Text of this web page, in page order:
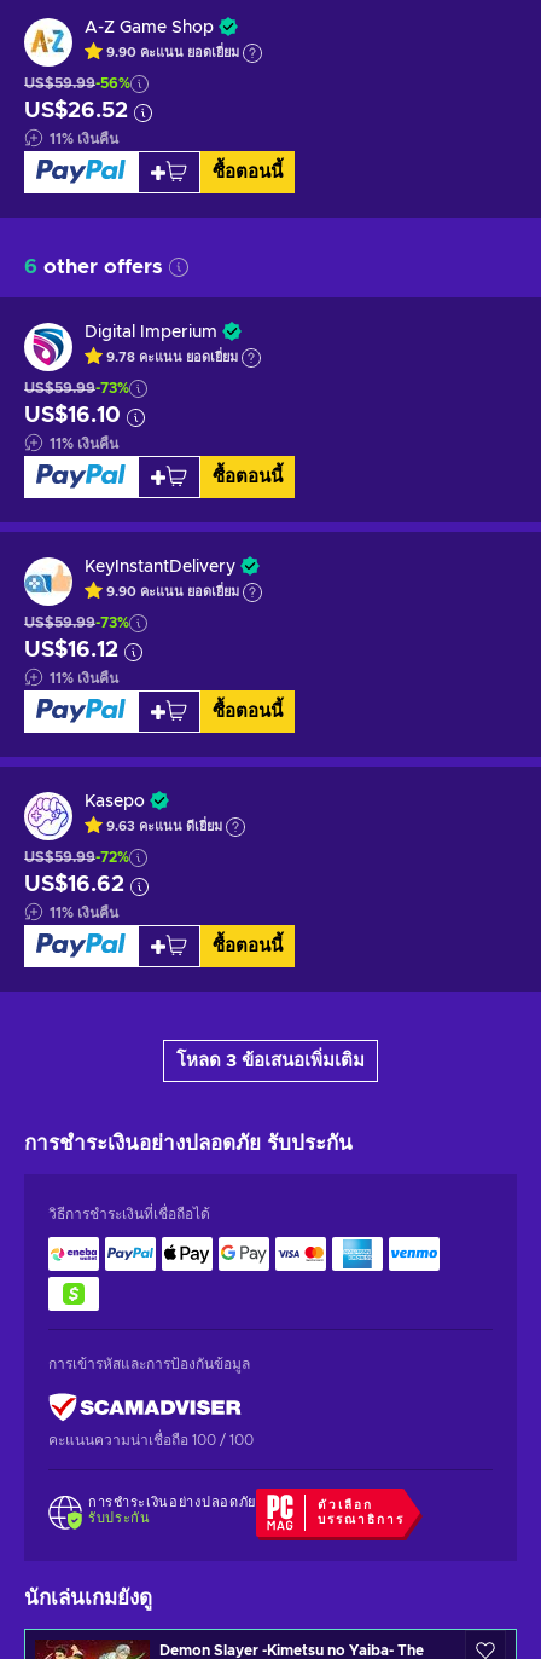
A-Z Game Shop
9.90 คะแนน ยอดเยี่ยม
US$59.99-56%
US$26.52
11% เงินคืน
ซื้อตอนนี้
6 other offers
Digital Imperium
9.78 คะแนน ยอดเยี่ยม
US$59.99-73%
US$16.10
11% เงินคืน
ซื้อตอนนี้
KeyInstantDelivery
9.90 คะแนน ยอดเยี่ยม
US$59.99-73%
US$16.12
11% เงินคืน
ซื้อตอนนี้
Kasepo
9.63 คะแนน ดีเยี่ยม
US$59.99-72%
US$16.62
11% เงินคืน
ซื้อตอนนี้
โหลด 3 ข้อเสนอเพิ่มเติม
การชำระเงินอย่างปลอดภัย รับประกัน
วิธีการชำระเงินที่เชื่อถือได้
การเข้ารหัสและการป้องกันข้อมูล
คะแนนความน่าเชื่อถือ 100 / 100
การชำระเงินอย่างปลอดภัย
รับประกัน
ตัวเลือก
บรรณาธิการ
นักเล่นเกมยังดู
Demon Slayer -Kimetsu no Yaiba- The